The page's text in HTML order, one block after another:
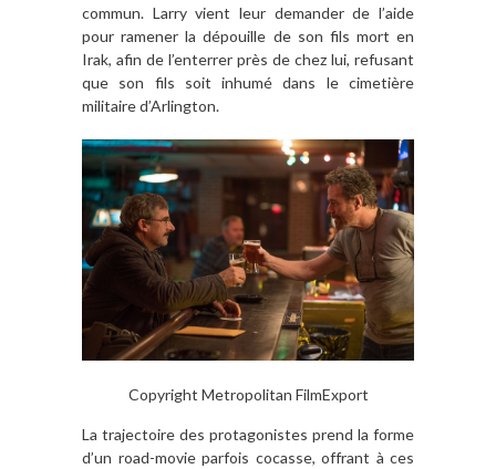
commun. Larry vient leur demander de l’aide
pour ramener la dépouille de son fils mort en
Irak, afin de l’enterrer près de chez lui, refusant
que son fils soit inhumé dans le cimetière
militaire d’Arlington.
Copyright Metropolitan FilmExport
La trajectoire des protagonistes prend la forme
d’un road-movie parfois cocasse, offrant à ces